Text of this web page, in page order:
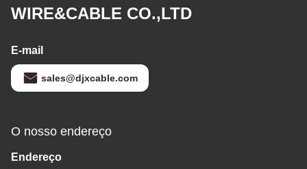
WIRE&CABLE CO.,LTD
E-mail
sales@djxcable.com
O nosso endereço
Endereço